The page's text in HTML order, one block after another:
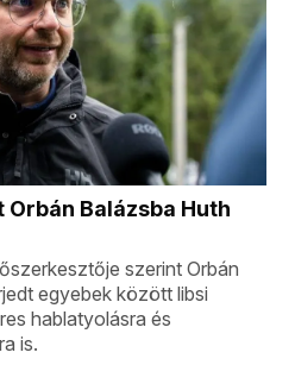
Balázsba Huth
szerint Orbán
egyebek között libsi
hablatyolásra és
is.